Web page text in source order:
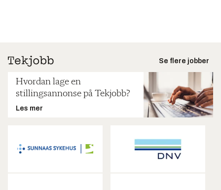
Se flere jobber
Hvordan lage en
stillingsannonse på Tekjobb?
Les mer